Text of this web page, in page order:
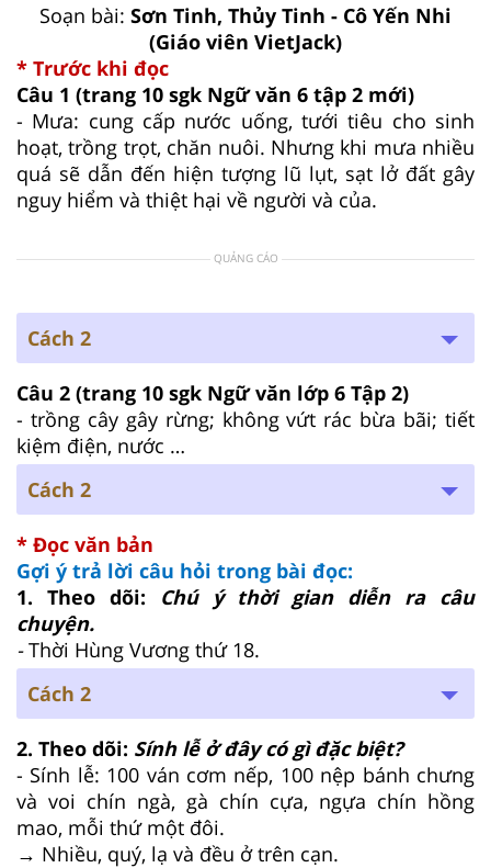
Soạn bài: Sơn Tinh, Thủy Tinh - Cô Yến Nhi
(Giáo viên VietJack)
* Trước khi đọc
Câu 1 (trang 10 sgk Ngữ văn 6 tập 2 mới)
- Mưa: cung cấp nước uống, tưới tiêu cho sinh
hoạt, trồng trọt, chăn nuôi. Nhưng khi mưa nhiều
quá sẽ dẫn đến hiện tượng lũ lụt, sạt lở đất gây
nguy hiểm và thiệt hại về người và của.
QUẢNG CÁO
Cách 2
Câu 2 (trang 10 sgk Ngữ văn lớp 6 Tập 2)
- trồng cây gây rừng; không vứt rác bừa bãi; tiết
kiệm điện, nước …
Cách 2
* Đọc văn bản
Gợi ý trả lời câu hỏi trong bài đọc:
1. Theo dõi: Chú ý thời gian diễn ra câu
chuyện.
-Thời Hùng Vương thứ 18.
Cách 2
2. Theo dõi: Sính lễ ở đây có gì đặc biệt?
- Sính lễ: 100 ván cơm nếp, 100 nệp bánh chưng
và voi chín ngà, gà chín cựa, ngựa chín hồng
mao, mỗi thứ một đôi.
→ Nhiều, quý, lạ và đều ở trên cạn.